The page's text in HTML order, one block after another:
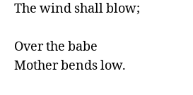
The wind shall blow;
Over the babe
Mother bends low.